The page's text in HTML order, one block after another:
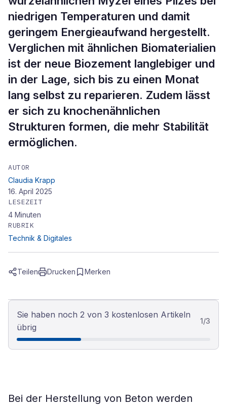
niedrigen Temperaturen und damit
geringem Energieaufwand hergestellt.
Verglichen mit ähnlichen Biomaterialien
ist der neue Biozement langlebiger und
in der Lage, sich bis zu einen Monat
lang selbst zu reparieren. Zudem lässt
er sich zu knochenähnlichen
Strukturen formen, die mehr Stabilität
ermöglichen.
AUTOR
Claudia Krapp
16. April 2025
LESEZEIT
4 Minuten
RUBRIK
Technik & Digitales
Teilen Drucken Merken
Sie haben noch 2 von 3 kostenlosen Artikeln
übrig
1/3
Bei der Herstellung von Beton werden